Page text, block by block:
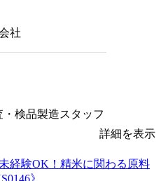
社
検品製造スタッフ
詳細を表示